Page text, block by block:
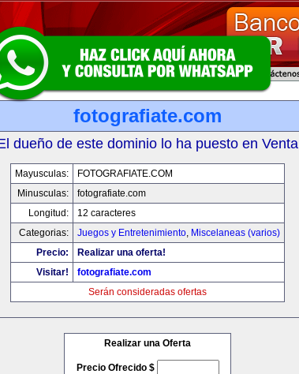
fotografiate.com
dueño de este dominio lo ha puesto en Venta
Mayusculas:
FOTOGRAFIATE.COM
Minusculas:
fotografiate.com
Longitud:
12 caracteres
Categorias:
Juegos y Entretenimiento, Miscelaneas (varios)
Precio:
Realizar una oferta!
Visitar!
fotografiate.com
Serán consideradas ofertas
Realizar una Oferta
Precio Ofrecido $